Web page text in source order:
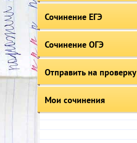
Сочинение ЕГЭ
Сочинение ОГЭ
Отправить на проверку
Мои сочинения